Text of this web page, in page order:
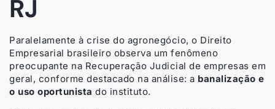
RJ
Paralelamente à crise do agronegócio, o Direito
Empresarial brasileiro observa um fenômeno
preocupante na Recuperação Judicial de empresas em
geral, conforme destacado na análise: a banalização e
o uso oportunista do instituto.